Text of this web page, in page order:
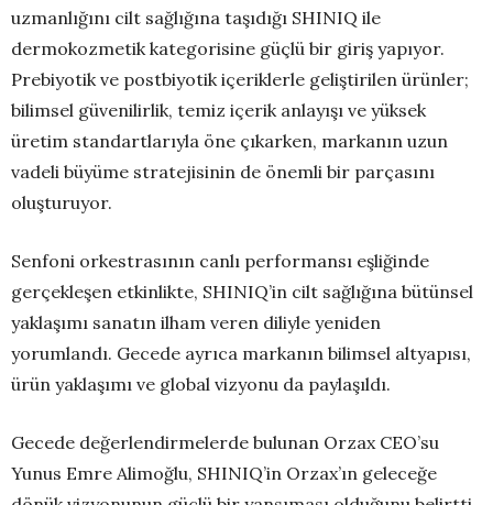
uzmanlığını cilt sağlığına taşıdığı SHINIQ ile
dermokozmetik kategorisine güçlü bir giriş yapıyor.
Prebiyotik ve postbiyotik içeriklerle geliştirilen ürünler;
bilimsel güvenilirlik, temiz içerik anlayışı ve yüksek
üretim standartlarıyla öne çıkarken, markanın uzun
vadeli büyüme stratejisinin de önemli bir parçasını
oluşturuyor.
Senfoni orkestrasının canlı performansı eşliğinde
gerçekleşen etkinlikte, SHINIQ’in cilt sağlığına bütünsel
yaklaşımı sanatın ilham veren diliyle yeniden
yorumlandı. Gecede ayrıca markanın bilimsel altyapısı,
ürün yaklaşımı ve global vizyonu da paylaşıldı.
Gecede değerlendirmelerde bulunan Orzax CEO’su
Yunus Emre Alimoğlu, SHINIQ’in Orzax’ın geleceğe